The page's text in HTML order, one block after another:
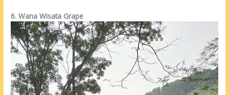
6. Wana Wisata Grape